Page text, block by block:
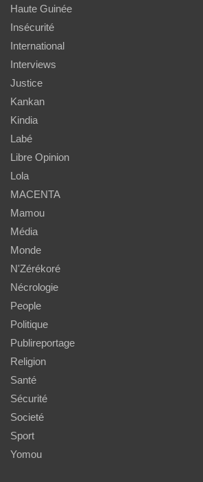
Haute Guinée
Insécurité
International
Interviews
Justice
Kankan
Kindia
Labé
Libre Opinion
Lola
MACENTA
Mamou
Média
Monde
N'Zérékoré
Nécrologie
People
Politique
Publireportage
Religion
Santé
Sécurité
Societé
Sport
Yomou